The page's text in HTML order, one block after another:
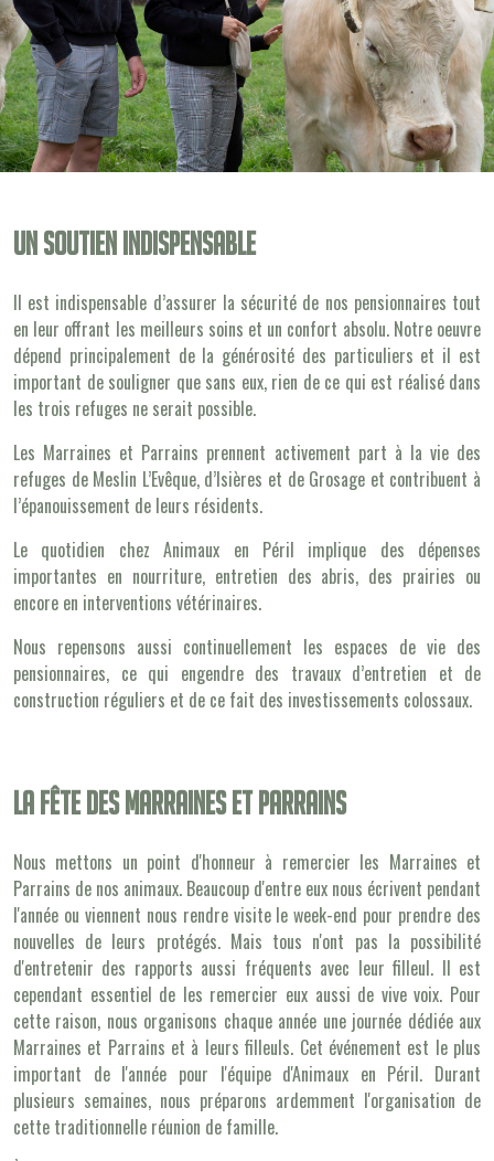
Un soutien indispensable
Il est indispensable d’assurer la sécurité de nos pensionnaires tout
en leur offrant les meilleurs soins et un confort absolu. Notre oeuvre
dépend principalement de la générosité des particuliers et il est
important de souligner que sans eux, rien de ce qui est réalisé dans
les trois refuges ne serait possible.
Les Marraines et Parrains prennent activement part à la vie des
refuges de Meslin L’Evêque, d’Isières et de Grosage et contribuent à
l’épanouissement de leurs résidents.
Le quotidien chez Animaux en Péril implique des dépenses
importantes en nourriture, entretien des abris, des prairies ou
encore en interventions vétérinaires.
Nous repensons aussi continuellement les espaces de vie des
pensionnaires, ce qui engendre des travaux d’entretien et de
construction réguliers et de ce fait des investissements colossaux.
La fête des marraines et parrains
Nous mettons un point d'honneur à remercier les Marraines et
Parrains de nos animaux. Beaucoup d'entre eux nous écrivent pendant
l'année ou viennent nous rendre visite le week-end pour prendre des
nouvelles de leurs protégés. Mais tous n'ont pas la possibilité
d'entretenir des rapports aussi fréquents avec leur filleul. Il est
cependant essentiel de les remercier eux aussi de vive voix. Pour
cette raison, nous organisons chaque année une journée dédiée aux
Marraines et Parrains et à leurs filleuls. Cet événement est le plus
important de l'année pour l'équipe d'Animaux en Péril. Durant
plusieurs semaines, nous préparons ardemment l'organisation de
cette traditionnelle réunion de famille.